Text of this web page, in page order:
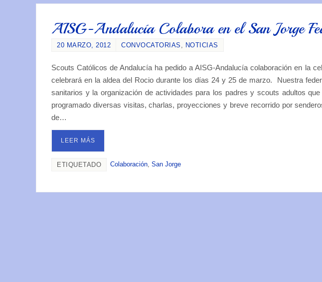
AISG-Andalucía Colabora en el San Jorge
20 MARZO, 2012 CONVOCATORIAS , NOTICIAS
Scouts Católicos de Andalucía ha pedido a AISG-Andalucía colaboración en la
celebrará en la aldea del Rocio durante los días 24 y 25 de marzo. Nuestra
sanitarios y la organización de actividades para los padres y scouts adultos
programado diversas visitas, charlas, proyecciones y breve recorrido por
de…
LEER MÁS
ETIQUETADO Colaboración San Jorge